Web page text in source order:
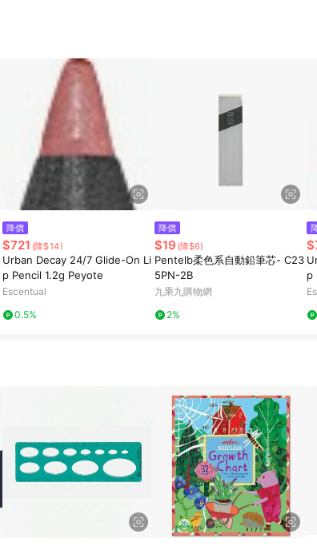
降價
$721 (降$14)
Urban Decay 24/7 Glide-On Li
p Pencil 1.2g Peyote
Escentual
0.5%
降價
$19 (降$6)
Pentelb柔色系自動鉛筆芯- C23
5PN-2B
九乘九購物網
2%
p